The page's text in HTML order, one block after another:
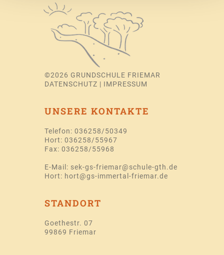
©2026 GRUNDSCHULE FRIEMAR
DATENSCHUTZ | IMPRESSUM
UNSERE KONTAKTE
Telefon: 036258/50349
Hort: 036258/55967
Fax: 036258/55968
E-Mail: sek-gs-friemar@schule-gth.de
Hort: hort@gs-immertal-friemar.de
STANDORT
Goethestr. 07
99869 Friemar